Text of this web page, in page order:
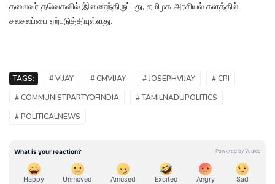
தலைவர் தவெகவில் இணைந்திருப்பது, தமிழக அரசியல் களத்தில்
சலசலப்பை ஏற்படுத்தியுள்ளது.
TAGS: # VIJAY # CMVIJAY # JOSEPHVIJAY
# CPI
# COMMUNISTPARTYOFINDIA
# TAMILNADUPOLITICS
# POLITICALNEWS